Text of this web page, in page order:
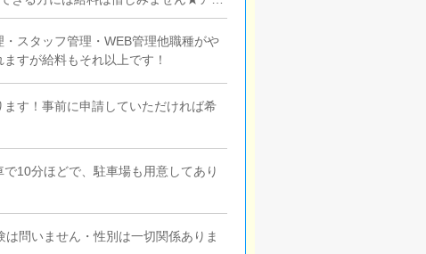
スタッフ管理・WEB管理他職種がや
すが給料もそれ以上です！
ます！事前に申請していただければ希
10分ほどで、駐車場も用意してあり
問いません・性別は一切関係ありま